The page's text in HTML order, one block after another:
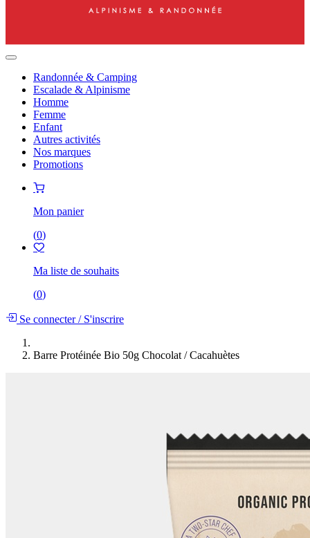
Randonnée & Camping
Escalade & Alpinisme
Homme
Femme
Enfant
Autres activités
Nos marques
Promotions
Mon panier
(0)
Ma liste de souhaits
(0)
Se connecter/S'inscrire
Barre Protéinée Bio 50g Chocolat / Cacahuètes